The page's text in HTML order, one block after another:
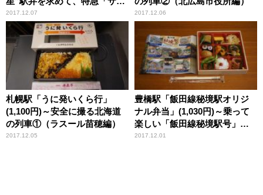
ベツ」の旅
2017.12.07 2017.12.06
札幌駅「うに発いくら行」
(1,100円)～安全に撮る北海道
の列車①（ラスール苗穂編）
2017.12.05
豊橋駅「飯田線秘境駅オリジ
ナル弁当」(1,030円)～乗って
楽しい「飯田線秘境駅号」の
旅！
2017.12.01